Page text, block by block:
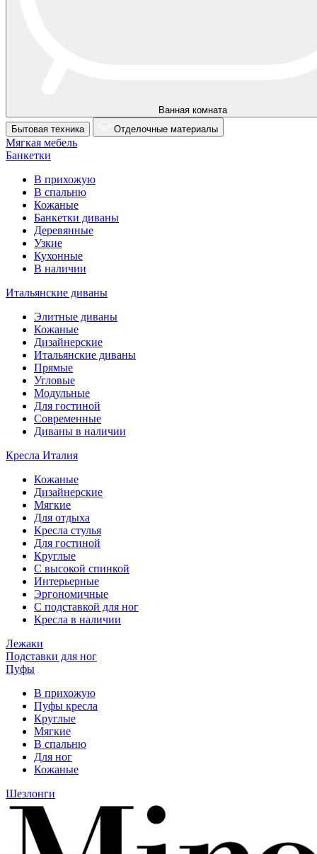
Ванная комната
Бытовая техника
Отделочные материалы
Мягкая мебель
Банкетки
В прихожую
В спальню
Кожаные
Банкетки диваны
Деревянные
Узкие
Кухонные
В наличии
Итальянские диваны
Элитные диваны
Кожаные
Дизайнерские
Итальянские диваны
Прямые
Угловые
Модульные
Для гостиной
Современные
Диваны в наличии
Кресла Италия
Кожаные
Дизайнерские
Мягкие
Для отдыха
Кресла стулья
Для гостиной
Круглые
С высокой спинкой
Интерьерные
Эргономичные
С подставкой для ног
Кресла в наличии
Лежаки
Подставки для ног
Пуфы
В прихожую
Пуфы кресла
Круглые
Мягкие
В спальню
Для ног
Кожаные
Шезлонги